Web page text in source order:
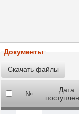
Документы
№
Дата